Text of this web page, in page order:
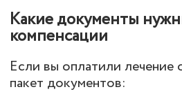
Какие документы
компенсации
Если вы оплатили лечение
пакет документов: